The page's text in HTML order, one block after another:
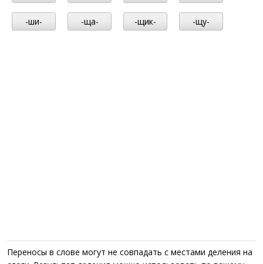
-ши- -ща- -щик- -щу-
Переносы в слове могут не совпадать с местами деления на